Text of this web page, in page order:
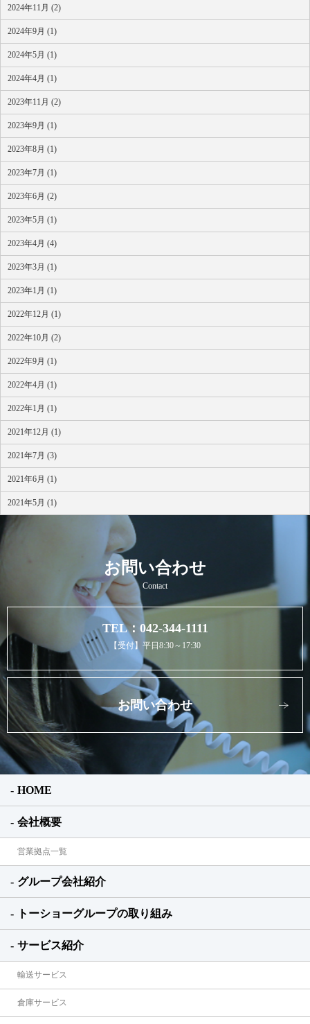
2024年11月 (2)
2024年9月 (1)
2024年5月 (1)
2024年4月 (1)
2023年11月 (2)
2023年9月 (1)
2023年8月 (1)
2023年7月 (1)
2023年6月 (2)
2023年5月 (1)
2023年4月 (4)
2023年3月 (1)
2023年1月 (1)
2022年12月 (1)
2022年10月 (2)
2022年9月 (1)
2022年4月 (1)
2022年1月 (1)
2021年12月 (1)
2021年7月 (3)
2021年6月 (1)
2021年5月 (1)
お問い合わせ
Contact
TEL：042-344-1111
【受付】平日8:30～17:30
お問い合わせ
HOME
会社概要
営業拠点一覧
グループ会社紹介
トーショーグループの取り組み
サービス紹介
輸送サービス
倉庫サービス